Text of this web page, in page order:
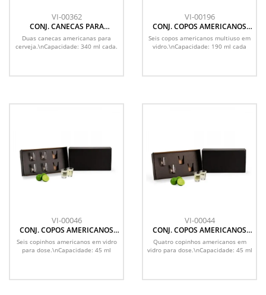
VI-00362
CONJ. CANECAS PARA
CERVEJA/CHOPP - 2 PÇS
Duas canecas americanas para
cerveja.\nCapacidade: 340 ml cada.
VI-00196
CONJ. COPOS AMERICANOS
MULTIUSO - 190 ML - 6 PÇS
Seis copos americanos multiuso em
vidro.\nCapacidade: 190 ml cada
VI-00046
CONJ. COPOS AMERICANOS
PARA DOSE - 6 PÇS
Seis copinhos americanos em vidro
para dose.\nCapacidade: 45 ml
VI-00044
CONJ. COPOS AMERICANOS
PARA DOSE - 4 PÇS
Quatro copinhos americanos em
vidro para dose.\nCapacidade: 45 ml